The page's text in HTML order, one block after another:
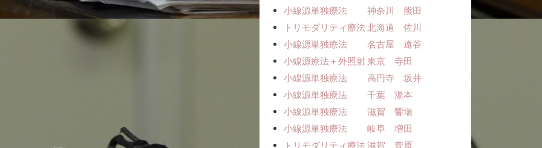
小線源単独療法 神奈川 熊田
トリモダリティ療法 北海道 佐川
小線源単独療法 名古屋 遠谷
小線源療法＋外照射 東京 寺田
小線源単独療法 高円寺 坂井
小線源単独療法 千葉 湯本
小線源単独療法 滋賀 饗場
小線源単独療法 岐阜 増田
トリモダリティ療法 滋賀、萱原